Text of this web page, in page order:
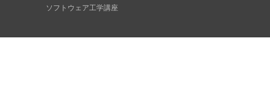
ソフトウェア工学講座